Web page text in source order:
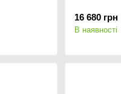
16 680 грн
В наявності